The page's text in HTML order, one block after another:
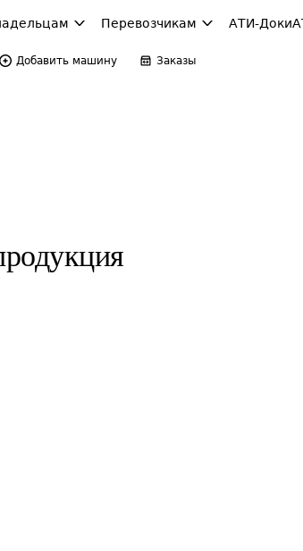
Перевозчикам АТИ-Доки
Добавить машину Заказы